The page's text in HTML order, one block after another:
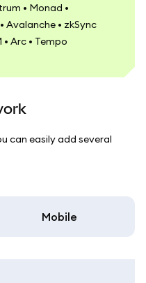
• Monad •
Avalanche • zkSync
• Arc • Tempo
can easily add several
Mobile